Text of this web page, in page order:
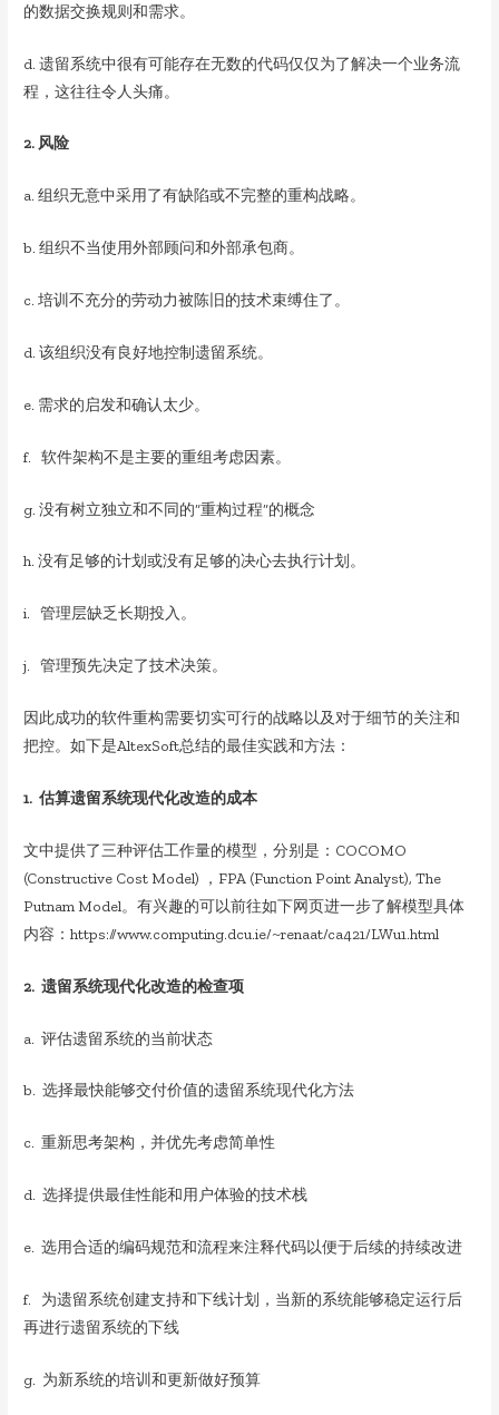
的数据交换规则和需求。
d. 遗留系统中很有可能存在无数的代码仅仅为了解决一个业务流
程，这往往令人头痛。
2. 风险
a. 组织无意中采用了有缺陷或不完整的重构战略。
b. 组织不当使用外部顾问和外部承包商。
c. 培训不充分的劳动力被陈旧的技术束缚住了。
d. 该组织没有良好地控制遗留系统。
e. 需求的启发和确认太少。
f. 软件架构不是主要的重组考虑因素。
g. 没有树立独立和不同的“重构过程”的概念
h. 没有足够的计划或没有足够的决心去执行计划。
i. 管理层缺乏长期投入。
j. 管理预先决定了技术决策。
因此成功的软件重构需要切实可行的战略以及对于细节的关注和
把控。如下是AltexSoft总结的最佳实践和方法：
1. 估算遗留系统现代化改造的成本
文中提供了三种评估工作量的模型，分别是：COCOMO
(Constructive Cost Model) ，FPA (Function Point Analyst), The
Putnam Model。有兴趣的可以前往如下网页进一步了解模型具体
内容：https://www.computing.dcu.ie/~renaat/ca421/LWu1.html
2. 遗留系统现代化改造的检查项
a. 评估遗留系统的当前状态
b. 选择最快能够交付价值的遗留系统现代化方法
c. 重新思考架构，并优先考虑简单性
d. 选择提供最佳性能和用户体验的技术栈
e. 选用合适的编码规范和流程来注释代码以便于后续的持续改进
f. 为遗留系统创建支持和下线计划，当新的系统能够稳定运行后
再进行遗留系统的下线
g. 为新系统的培训和更新做好预算